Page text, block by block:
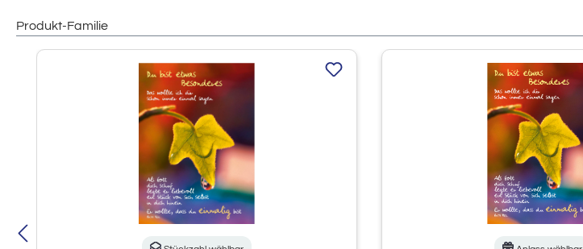
Produkt-Familie
Produktgalerie überspringen